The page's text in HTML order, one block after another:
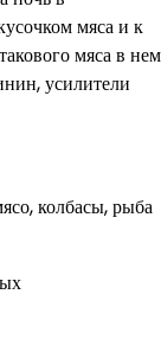
мяса и к
мяса в нем
усилители
колбасы, рыба